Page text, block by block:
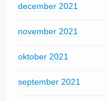
december 2021
november 2021
oktober 2021
september 2021